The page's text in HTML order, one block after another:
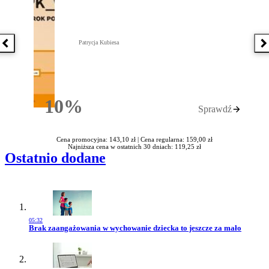
Poprzednia książka
10%Rabatu
Patrycja Kubiesa
Sprawdź
Cena promocyjna: 143,10 zł | Cena regularna: 159,00 zł
Najniższa cena w ostatnich 30 dniach: 119,25 zł
Ostatnio dodane
05:32
Przejdź do artykułu:
Brak zaangażowania w wychowanie dziecka to jeszcze za mało